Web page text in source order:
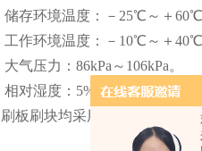
储存环境温度：－25℃～＋60℃
工作环境温度：－10℃～＋40℃
大气压力：86kPa～106kPa。
相对湿度：5%～95%
刷板刷块均采用进口UPE原料